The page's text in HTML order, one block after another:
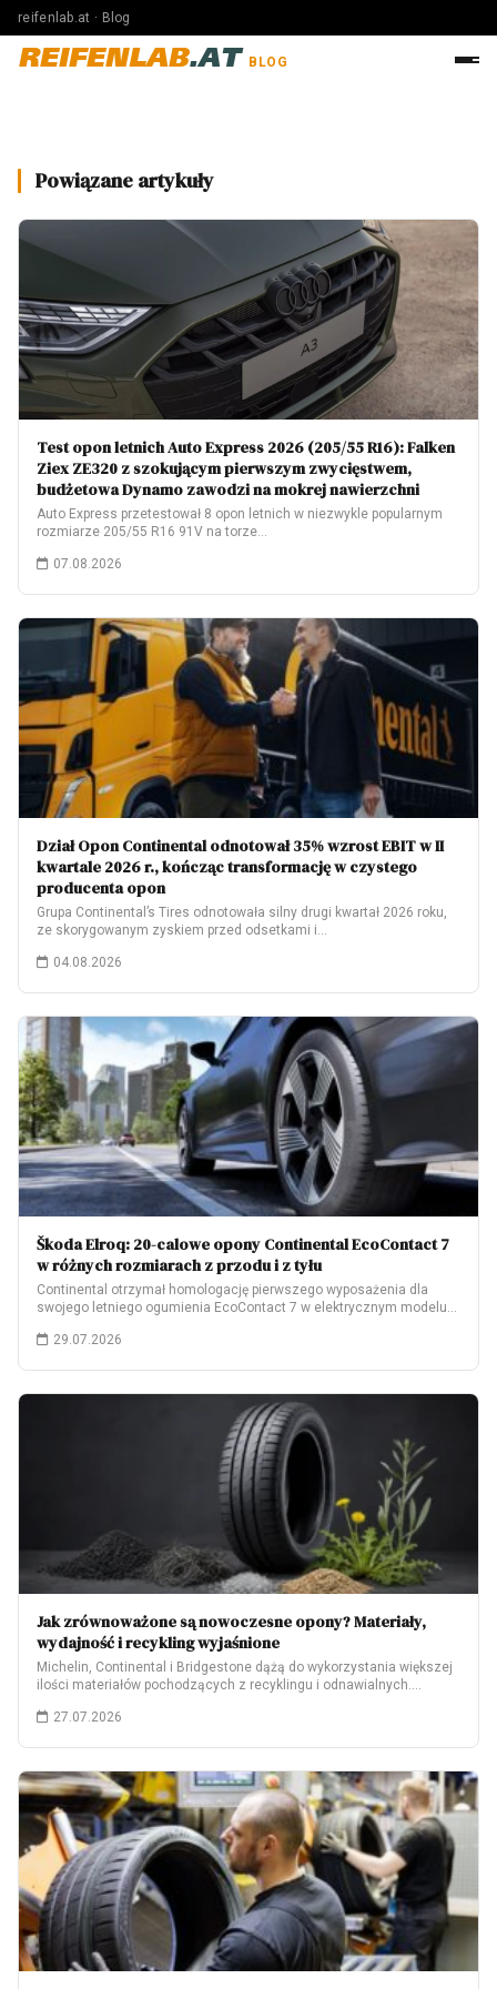
reifenlab.at · Blog
REIFENLAB.AT BLOG
Powiązane artykuły
Test opon letnich Auto Express 2026 (205/55 R16): Falken
Ziex ZE320 z szokującym pierwszym zwycięstwem,
budżetowa Dynamo zawodzi na mokrej nawierzchni
Auto Express przetestował 8 opon letnich w niezwykle popularnym
rozmiarze 205/55 R16 91V na torze…
07.08.2026
Dział Opon Continental odnotował 35% wzrost EBIT w II
kwartale 2026 r., kończąc transformację w czystego
producenta opon
Grupa Continental’s Tires odnotowała silny drugi kwartał 2026 roku,
ze skorygowanym zyskiem przed odsetkami i…
04.08.2026
Škoda Elroq: 20-calowe opony Continental EcoContact 7
w różnych rozmiarach z przodu i z tyłu
Continental otrzymał homologację pierwszego wyposażenia dla
swojego letniego ogumienia EcoContact 7 w elektrycznym modelu
29.07.2026
Jak zrównoważone są nowoczesne opony? Materiały,
wydajność i recykling wyjaśnione
Michelin, Continental i Bridgestone dążą do wykorzystania większej
ilości materiałów pochodzących z recyklingu i odnawialnych.…
27.07.2026